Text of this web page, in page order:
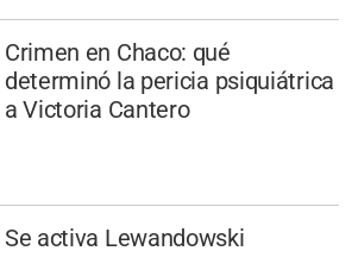
Crimen en Chaco: qué
determinó la pericia psiquiátrica
a Victoria Cantero
Se activa Lewandowski